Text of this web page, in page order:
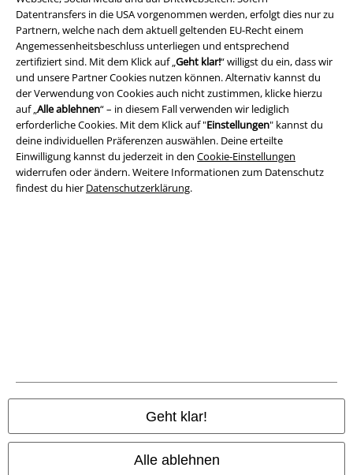
Datentransfers in die USA vorgenommen werden, erfolgt dies nur zu
Partnern, welche nach dem aktuell geltenden EU-Recht einem
Angemessenheitsbeschluss unterliegen und entsprechend
zertifiziert sind. Mit dem Klick auf „Geht klar!“ willigst du ein, dass wir
und unsere Partner Cookies nutzen können. Alternativ kannst du
der Verwendung von Cookies auch nicht zustimmen, klicke hierzu
auf „Alle ablehnen“ – in diesem Fall verwenden wir lediglich
erforderliche Cookies. Mit dem Klick auf "Einstellungen" kannst du
deine individuellen Präferenzen auswählen. Deine erteilte
Einwilligung kannst du jederzeit in den Cookie-Einstellungen
widerrufen oder ändern. Weitere Informationen zum Datenschutz
findest du hier Datenschutzerklärung.
Geht klar!
Alle ablehnen
Rechtliches
AGB
Impressum
Datenschutz
Alle Preise inkl. gesetzlicher Mehrwertsteuer, zzgl.Versandkosten
© 1986-2026 E.M.P. Merchandising HGmbH